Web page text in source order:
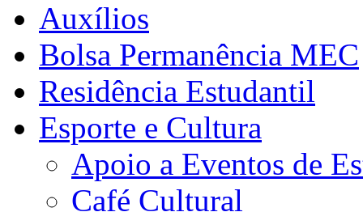
Auxílios
Bolsa Permanência MEC
Residência Estudantil
Esporte e Cultura
Apoio a Eventos de
Café Cultural